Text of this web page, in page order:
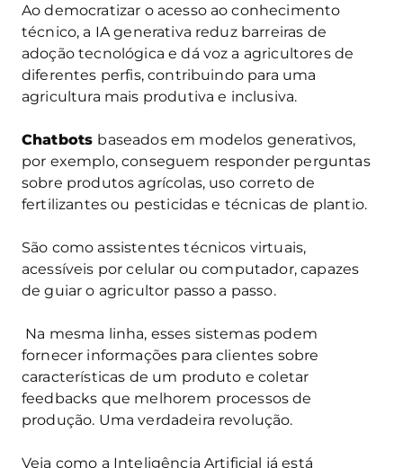
Ao democratizar o acesso ao conhecimento
técnico, a IA generativa reduz barreiras de
adoção tecnológica e dá voz a agricultores de
diferentes perfis, contribuindo para uma
agricultura mais produtiva e inclusiva.
Chatbots baseados em modelos generativos,
por exemplo, conseguem responder perguntas
sobre produtos agrícolas, uso correto de
fertilizantes ou pesticidas e técnicas de plantio.
São como assistentes técnicos virtuais,
acessíveis por celular ou computador, capazes
de guiar o agricultor passo a passo.
Na mesma linha, esses sistemas podem
fornecer informações para clientes sobre
características de um produto e coletar
feedbacks que melhorem processos de
produção. Uma verdadeira revolução.
Veja como a Inteligência Artificial já está